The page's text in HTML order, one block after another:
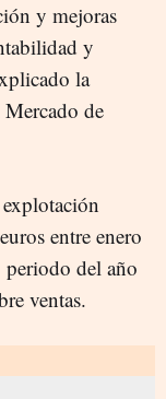
y mejoras
y
la
de
entre enero
del año
ventas.